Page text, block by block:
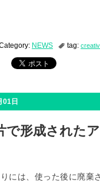
NEWS tag:
01日
で形成された
には、使った後に廃棄